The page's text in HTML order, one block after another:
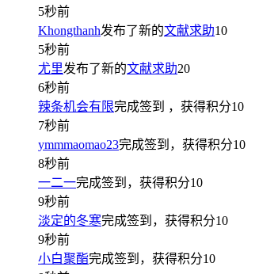
5秒前
Khongthanh发布了新的文献求助10
5秒前
尤里发布了新的文献求助20
6秒前
辣条机会有限完成签到 ，获得积分10
7秒前
ymmmaomao23完成签到，获得积分10
8秒前
一二一完成签到，获得积分10
9秒前
淡定的冬寒完成签到，获得积分10
9秒前
小白聚酯完成签到，获得积分10